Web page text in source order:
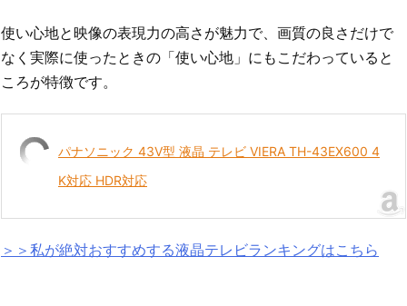
使い心地と映像の表現力の高さが魅力で、画質の良さだけで
なく実際に使ったときの「使い心地」にもこだわっていると
ころが特徴です。
パナソニック 43V型 液晶 テレビ VIERA TH-43EX600 4
K対応 HDR対応
＞＞私が絶対おすすめする液晶テレビランキングはこちら